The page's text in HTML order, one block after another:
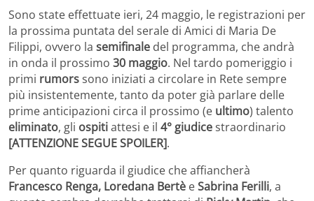
Sono state effettuate ieri, 24 maggio, le registrazioni per
la prossima puntata del serale di Amici di Maria De
Filippi, ovvero la semifinale del programma, che andrà
in onda il prossimo 30 maggio. Nel tardo pomeriggio i
primi rumorssono iniziati a circolare in Rete sempre
più insistentemente, tanto da poter già parlare delle
prime anticipazioni circa il prossimo (e ultimo) talento
eliminato, gli ospitiattesi e il 4° giudicestraordinario
[ATTENZIONE SEGUE SPOILER].
Per quanto riguarda il giudice che affiancherà
Francesco Renga, Loredana Bertè eSabrina Ferilli, a